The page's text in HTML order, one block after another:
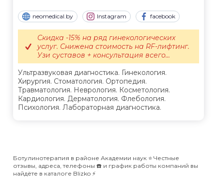
neomedical.by Instagram facebook
Ультразвуковая диагностика. Гинекология.
Хирургия. Стоматология. Ортопедия.
Травматология. Неврология. Косметология.
Кардиология. Дерматология. Флебология.
Психология. Лабораторная диагностика.
Скидка -15% на ряд гинекологических
услуг. Снижена стоимость на RF-лифтинг.
Узи суставов + консультация всего...
Ботулинотерапия в районе Академии наук ⭐️ Честные
отзывы, адреса, телефоны ☎️ и график работы компаний вы
найдёте в каталоге Blizko ⚡️